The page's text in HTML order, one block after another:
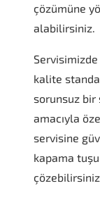
çözümüne
alabilirsiniz.
kalite
sorunsuz bir
amacıyla
servisine
kapama